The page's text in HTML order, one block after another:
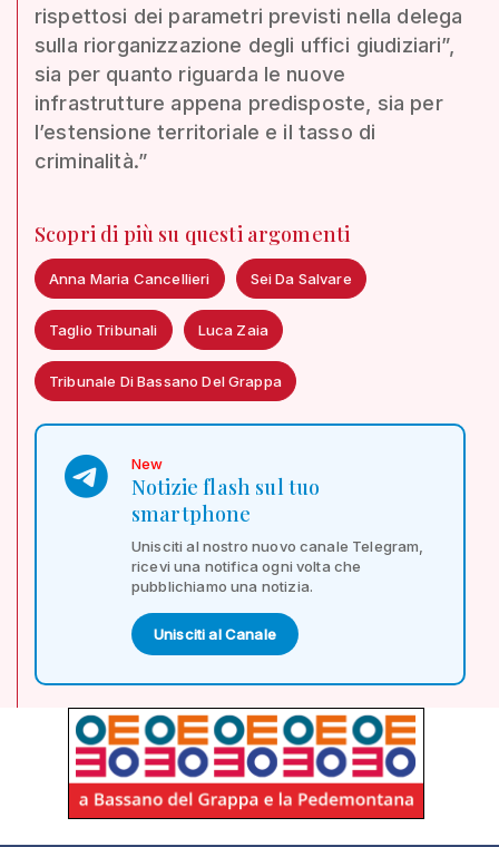
rispettosi dei parametri previsti nella delega
sulla riorganizzazione degli uffici giudiziari”,
sia per quanto riguarda le nuove
infrastrutture appena predisposte, sia per
l’estensione territoriale e il tasso di
criminalità.”
Scopri di più su questi argomenti
Anna Maria Cancellieri Sei Da Salvare
Taglio Tribunali Luca Zaia
Tribunale Di Bassano Del Grappa
New
Notizie flash sul tuo
smartphone
Unisciti al nostro nuovo canale Telegram,
ricevi una notifica ogni volta che
pubblichiamo una notizia.
Unisciti al Canale